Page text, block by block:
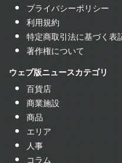
プライバシーポリシー
利用規約
特定商取引法に基づく表
著作権について
ウェブ版ニュースカテゴリ
百貨店
商業施設
商品
エリア
人事
コラム